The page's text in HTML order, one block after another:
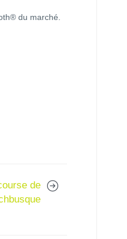
du marché.
de